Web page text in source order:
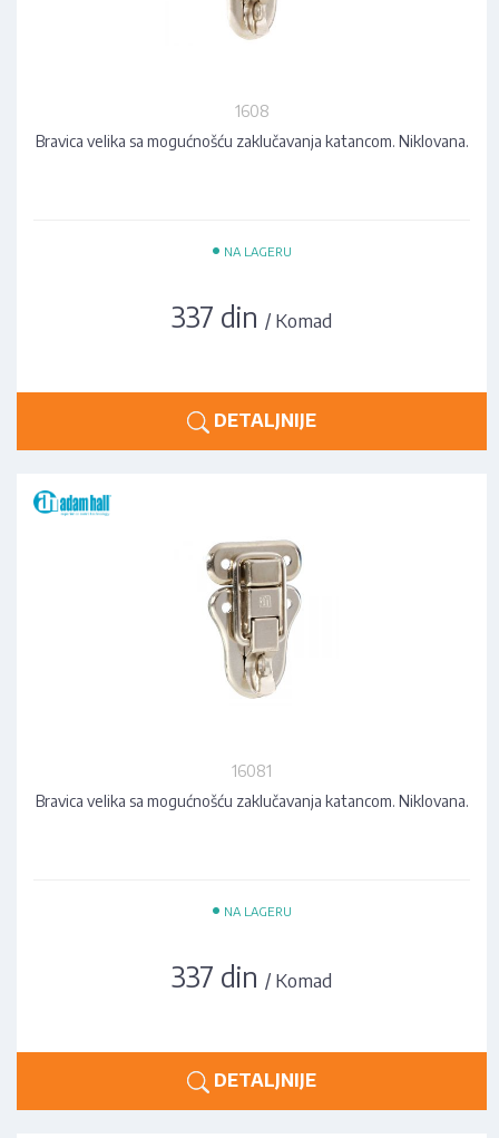
1608
Bravica velika sa mogućnošću zaklučavanja katancom. Niklovana.
• NA LAGERU
337 din / Komad
DETALJNIJE
16081
Bravica velika sa mogućnošću zaklučavanja katancom. Niklovana.
• NA LAGERU
337 din / Komad
DETALJNIJE